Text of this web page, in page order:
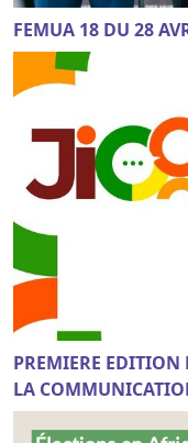
FEMUA 18 DU 28
PREMIERE EDITION
LA